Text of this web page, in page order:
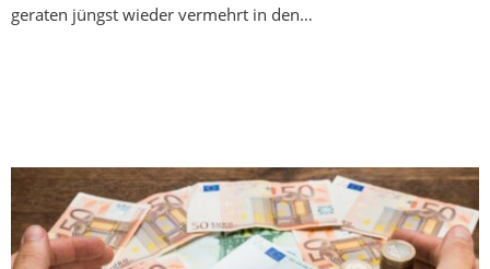
geraten jüngst wieder vermehrt in den…